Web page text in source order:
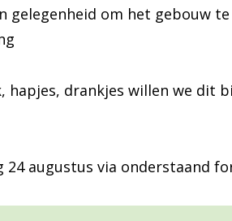
om het gebouw
hapjes, drankjes willen we dit
24 augustus via onderstaand